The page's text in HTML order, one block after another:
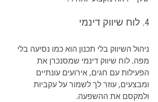
4. לוח שיווק דינמי
ניהול השיווק בלי תכנון הוא כמו נסיעה בלי
מפה. לוח שיווק דינמי שמסנכרן את
הפעילות עם חגים, אירועים עונתיים
ומבצעים, עוזר לך לשמור על עקביות
ולמקסם את ההשפעה.